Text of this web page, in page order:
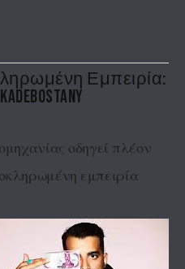
Εμπειρία:
οδηγεί πλέον
εμπειρία